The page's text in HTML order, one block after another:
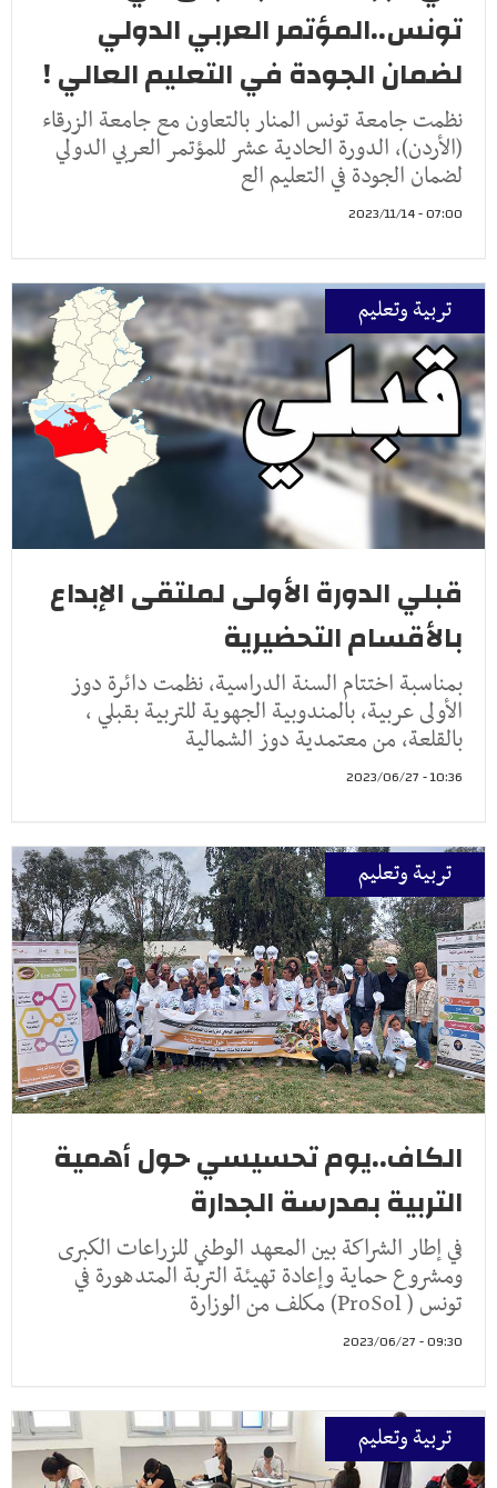
تونس..المؤتمر العربي الدولي
لضمان الجودة في التعليم العالي !
نظمت جامعة تونس المنار بالتعاون مع جامعة الزرقاء
(الأردن)، الدورة الحادية عشر للمؤتمر العربي الدولي
لضمان الجودة في التعليم الع
07:00 - 2023/11/14
تربية وتعليم
قبلي الدورة الأولى لملتقى الإبداع
بالأقسام التحضيرية
بمناسبة اختتام السنة الدراسية، نظمت دائرة دوز
الأولى عربية، بالمندوبية الجهوية للتربية بقبلي ،
بالقلعة، من معتمدية دوز الشمالية
10:36 - 2023/06/27
تربية وتعليم
الكاف..يوم تحسيسي حول أهمية
التربية بمدرسة الجدارة
في إطار الشراكة بين المعهد الوطني للزراعات الكبرى
ومشروع حماية وإعادة تهيئة التربة المتدهورة في
تونس ( ProSol) مكلف من الوزارة
09:30 - 2023/06/27
تربية وتعليم